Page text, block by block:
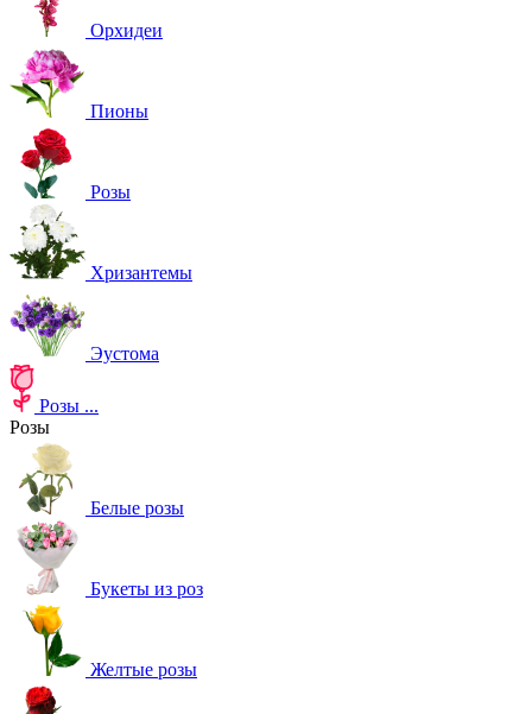
Орхидеи
Пионы
Розы
Хризантемы
Эустома
Розы ...
Розы
Белые розы
Букеты из роз
Желтые розы